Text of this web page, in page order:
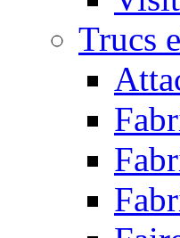
Trucs